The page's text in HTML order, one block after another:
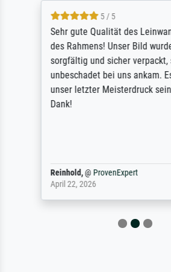
5 / 5
Sehr gute Qualität des
des Rahmens! Unser Bild
sorgfältig und sicher verpackt,
unbeschadet bei uns ankam.
unser letzter Meisterdruck
Dank!
Reinhold,@ ProvenExpert
April 22, 2026